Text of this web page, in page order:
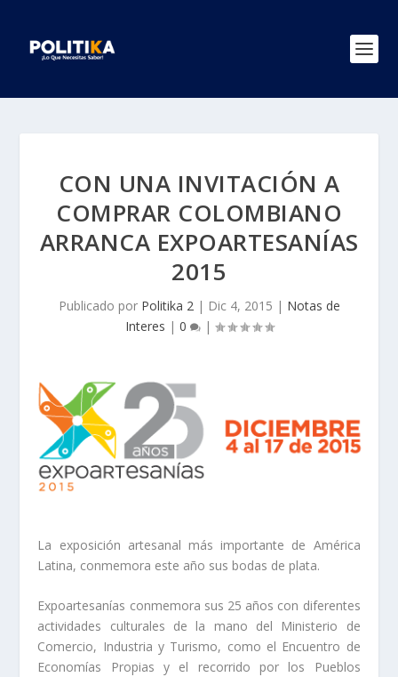
CON UNA INVITACIÓN A
COMPRAR COLOMBIANO
ARRANCA EXPOARTESANÍAS
2015
Publicado por Politika 2| Dic 4, 2015 | Notas de
Interes | 0 |
La exposición artesanal más importante de América
Latina, conmemora este año sus bodas de plata.
Expoartesanías conmemora sus 25 años con diferentes
actividades culturales de la mano del Ministerio de
Comercio, Industria y Turismo, como el Encuentro de
Economías Propias y el recorrido por los Pueblos